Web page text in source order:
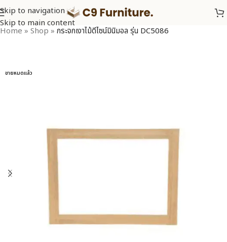
Skip to navigation
Skip to main content
Home » Shop » กระจกเงาไม้ดีไซน์มินิมอล รุ่น DC5086
ขายหมดแล้ว